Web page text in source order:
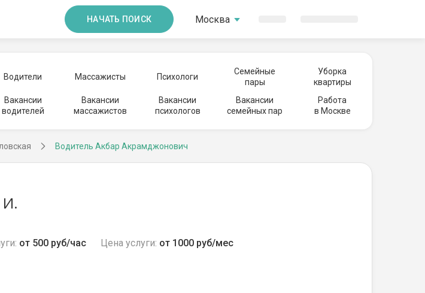
НАЧАТЬ ПОИСК Москва
Водители Массажисты Психологи
Семейные
пары
Уборка
квартиры
Вакансии
водителей
Вакансии
массажистов
Вакансии
психологов
Вакансии
семейных пар
Работа
в Москве
Водитель Акбар Акрамджонович
И.
от 500 руб/час Цена услуги: от 1000 руб/мес